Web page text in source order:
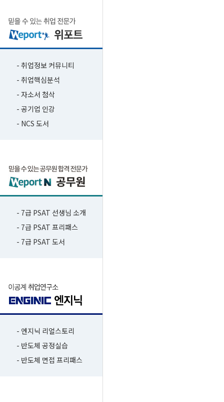
- 취업정보 커뮤니티
- 취업핵심분석
- 자소서 첨삭
- 공기업 인강
- NCS 도서
- 7급 PSAT 선생님 소개
- 7급 PSAT 프리패스
- 7급 PSAT 도서
- 엔지닉 리얼스토리
- 반도체 공정실습
- 반도체 면접 프리패스